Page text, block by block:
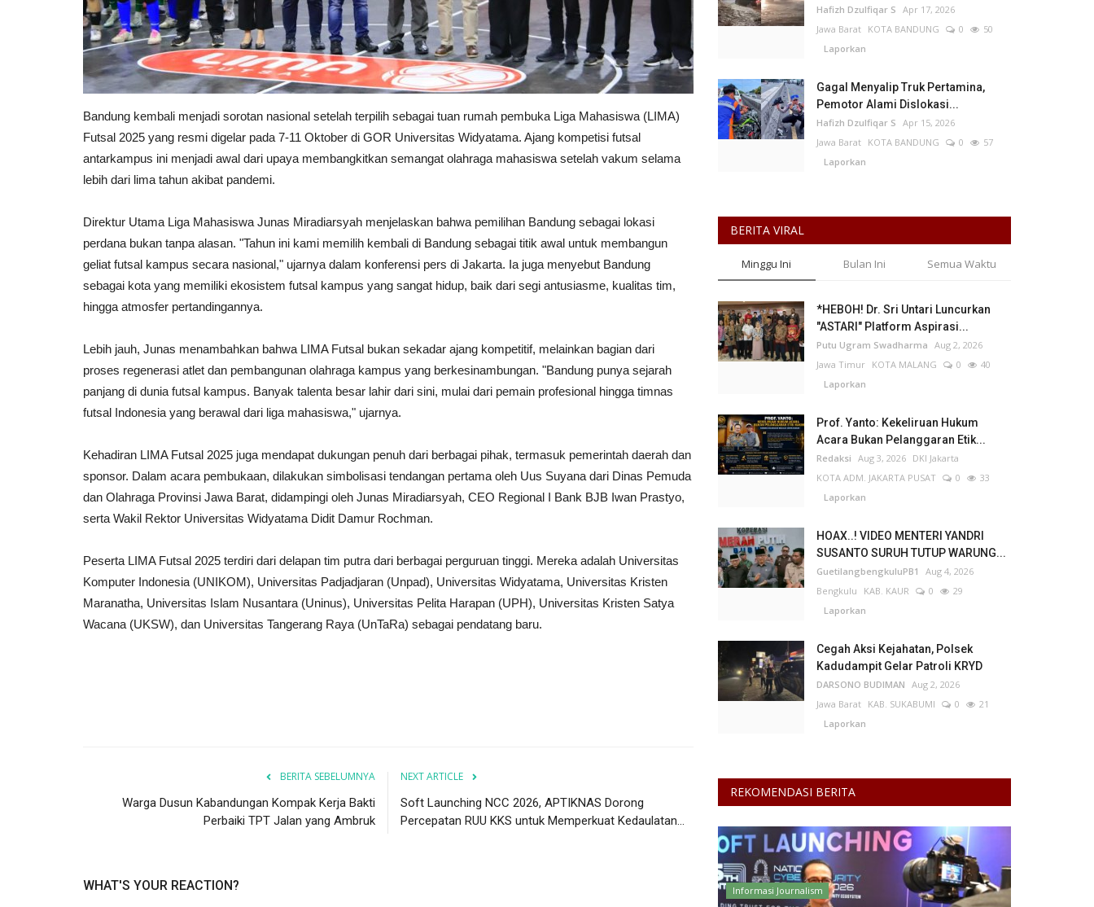
Bandung kembali menjadi sorotan nasional setelah terpilih sebagai tuan rumah pembuka Liga Mahasiswa (LIMA)
Futsal 2025 yang resmi digelar pada 7-11 Oktober di GOR Universitas Widyatama. Ajang kompetisi futsal
antarkampus ini menjadi awal dari upaya membangkitkan semangat olahraga mahasiswa setelah vakum selama
lebih dari lima tahun akibat pandemi.
Direktur Utama Liga Mahasiswa Junas Miradiarsyah menjelaskan bahwa pemilihan Bandung sebagai lokasi
perdana bukan tanpa alasan. "Tahun ini kami memilih kembali di Bandung sebagai titik awal untuk membangun
geliat futsal kampus secara nasional," ujarnya dalam konferensi pers di Jakarta. Ia juga menyebut Bandung
sebagai kota yang memiliki ekosistem futsal kampus yang sangat hidup, baik dari segi antusiasme, kualitas tim,
hingga atmosfer pertandingannya.
Lebih jauh, Junas menambahkan bahwa LIMA Futsal bukan sekadar ajang kompetitif, melainkan bagian dari
proses regenerasi atlet dan pembangunan olahraga kampus yang berkesinambungan. "Bandung punya sejarah
panjang di dunia futsal kampus. Banyak talenta besar lahir dari sini, mulai dari pemain profesional hingga timnas
futsal Indonesia yang berawal dari liga mahasiswa," ujarnya.
Kehadiran LIMA Futsal 2025 juga mendapat dukungan penuh dari berbagai pihak, termasuk pemerintah daerah dan
sponsor. Dalam acara pembukaan, dilakukan simbolisasi tendangan pertama oleh Uus Suyana dari Dinas Pemuda
dan Olahraga Provinsi Jawa Barat, didampingi oleh Junas Miradiarsyah, CEO Regional I Bank BJB Iwan Prastyo,
serta Wakil Rektor Universitas Widyatama Didit Damur Rochman.
Peserta LIMA Futsal 2025 terdiri dari delapan tim putra dari berbagai perguruan tinggi. Mereka adalah Universitas
Komputer Indonesia (UNIKOM), Universitas Padjadjaran (Unpad), Universitas Widyatama, Universitas Kristen
Maranatha, Universitas Islam Nusantara (Uninus), Universitas Pelita Harapan (UPH), Universitas Kristen Satya
Wacana (UKSW), dan Universitas Tangerang Raya (UnTaRa) sebagai pendatang baru.
BERITA SEBELUMNYA
Warga Dusun Kabandungan Kompak Kerja Bakti
Perbaiki TPT Jalan yang Ambruk
NEXT ARTICLE
Soft Launching NCC 2026, APTIKNAS Dorong
Percepatan RUU KKS untuk Memperkuat Kedaulatan...
WHAT'S YOUR REACTION?
Hafizh Dzulfiqar S Apr 17, 2026
Jawa Barat KOTA BANDUNG 0
50
Laporkan
Gagal Menyalip Truk Pertamina,
Pemotor Alami Dislokasi...
Hafizh Dzulfiqar S Apr 15, 2026
Jawa Barat KOTA BANDUNG 0
57
Laporkan
BERITA VIRAL
Minggu Ini Bulan Ini Semua Waktu
*HEBOH! Dr. Sri Untari Luncurkan
"ASTARI" Platform Aspirasi...
Putu Ugram Swadharma Aug 2, 2026
Jawa Timur KOTA MALANG 0
40
Laporkan
Prof. Yanto: Kekeliruan Hukum
Acara Bukan Pelanggaran Etik...
Redaksi Aug 3, 2026 DKI Jakarta
KOTA ADM. JAKARTA PUSAT
0
33
Laporkan
HOAX..! VIDEO MENTERI YANDRI
SUSANTO SURUH TUTUP WARUNG...
GuetilangbengkuluPB1
Aug 4, 2026
Bengkulu
KAB. KAUR 0
29
Laporkan
Cegah Aksi Kejahatan, Polsek
Kadudampit Gelar Patroli KRYD
DARSONO BUDIMAN Aug 2, 2026
Jawa Barat KAB. SUKABUMI 0
21
Laporkan
REKOMENDASI BERITA
Informasi Journalism